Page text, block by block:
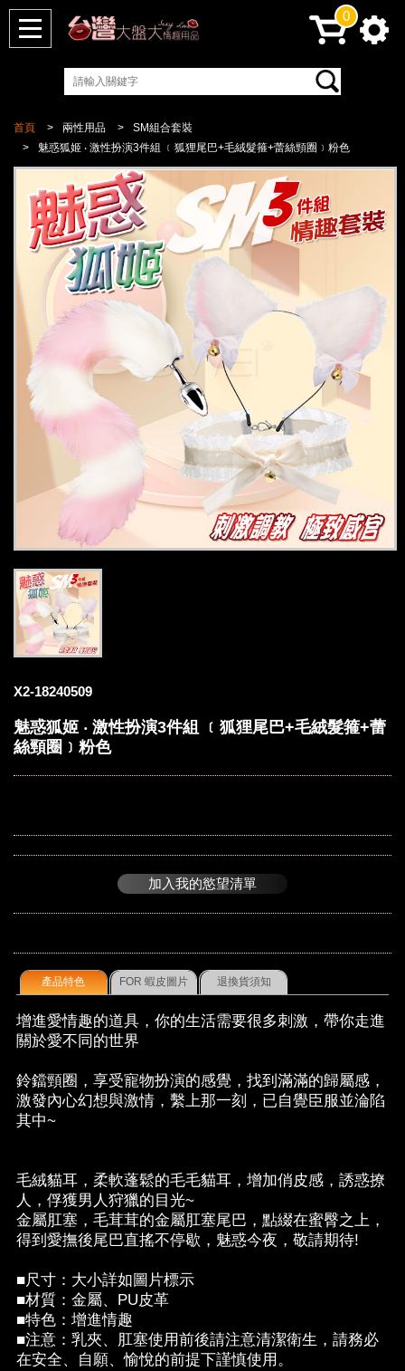
首頁 兩性用品
SM組合套裝
魅惑狐姬 ‧ 激性扮演3件組 ﹝狐狸尾巴+毛絨髮箍+蕾絲頸圈﹞粉色
X2-18240509
魅惑狐姬 ‧ 激性扮演3件組 ﹝狐狸尾巴+毛絨髮箍+蕾
絲頸圈﹞粉色
加入我的慾望清單
產品特色 FOR 蝦皮圖片 退換貨須知
增進愛情趣的道具，你的生活需要很多刺激，帶你走進
關於愛不同的世界
鈴鐺頸圈，享受寵物扮演的感覺，找到滿滿的歸屬感，
激發內心幻想與激情，繫上那一刻，已自覺臣服並淪陷
其中~
毛絨貓耳，柔軟蓬鬆的毛毛貓耳，增加俏皮感，誘惑撩
人，俘獲男人狩獵的目光~
金屬肛塞，毛茸茸的金屬肛塞尾巴，點綴在蜜臀之上，
得到愛撫後尾巴直搖不停歇，魅惑今夜，敬請期待!
■尺寸：大小詳如圖片標示
■材質：金屬、PU皮革
■特色：增進情趣
■注意：乳夾、肛塞使用前後請注意清潔衛生，請務必
在安全、自願、愉悅的前提下謹慎使用。
0